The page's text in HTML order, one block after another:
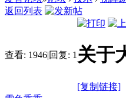
返回列表
查看: 1946|回复: 1 关于
[复制链接]